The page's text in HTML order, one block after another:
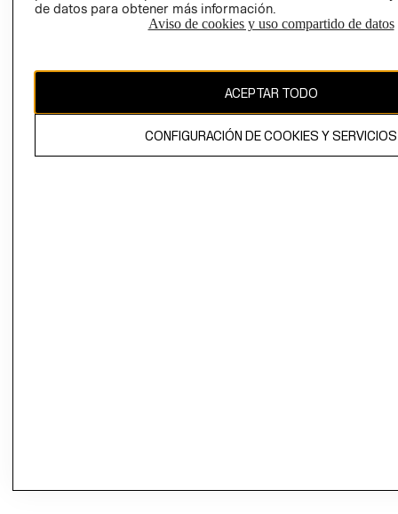
CAMBIAR REGIÓN
propiedad de H&M Hennes & Mauritz AB.
de datos para obtener más información.
Aviso de cookies y uso compartido de datos
ACEPTAR TODO
CONFIGURACIÓN DE COOKIES Y SERVICIOS